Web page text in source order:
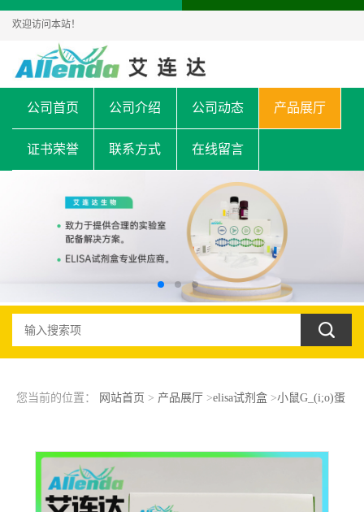
欢迎访问本站！
公司首页 公司介绍 公司动态 产品展厅
证书荣誉 联系方式 在线留言
您当前的位置： 网站首页 > 产品展厅 >elisa试剂盒>小鼠G_(i;o)蛋